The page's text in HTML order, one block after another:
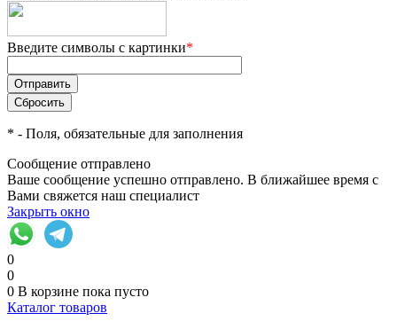
Введите символы с картинки*
* - Поля, обязательные для заполнения
Сообщение отправлено
Ваше сообщение успешно отправлено. В ближайшее время с
Вами свяжется наш специалист
Закрыть окно
0
0
0 В корзине пока пусто
Каталог товаров